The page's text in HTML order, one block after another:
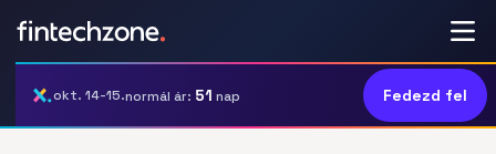
okt. 14-15.normál ár: 51 nap Fedezd fel